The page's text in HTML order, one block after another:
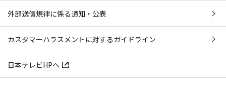
外部送信規律に係る通知・公表
カスタマーハラスメントに対するガイドライン
日本テレビHPへ